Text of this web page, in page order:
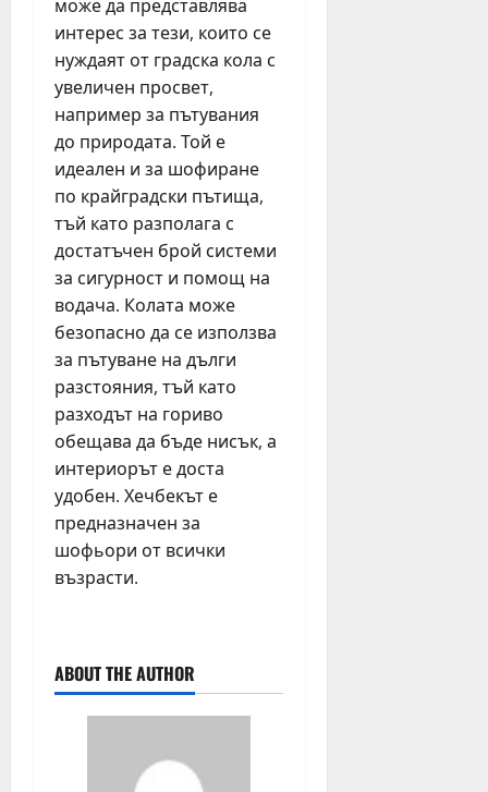
може да представлява
интерес за тези, които се
нуждаят от градска кола с
увеличен просвет,
например за пътувания
до природата. Той е
идеален и за шофиране
по крайградски пътища,
тъй като разполага с
достатъчен брой системи
за сигурност и помощ на
водача. Колата може
безопасно да се използва
за пътуване на дълги
разстояния, тъй като
разходът на гориво
обещава да бъде нисък, а
интериорът е доста
удобен. Хечбекът е
предназначен за
шофьори от всички
възрасти.
ABOUT THE AUTHOR